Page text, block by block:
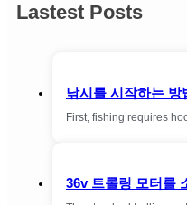
Lastest Posts
낚시를 시작하는 방
First, fishing requires
36v 트롤링 모터를